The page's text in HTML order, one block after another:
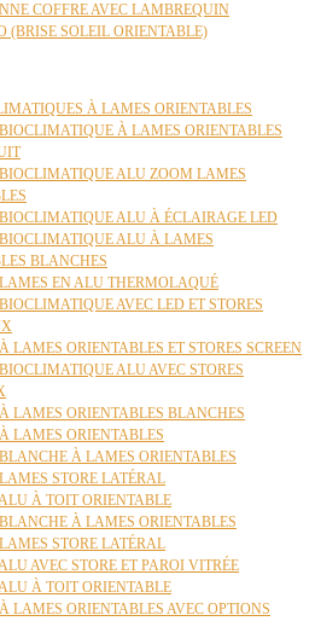
COFFRE AVEC LAMBREQUIN
(BRISE SOLEIL ORIENTABLE)
À LAMES ORIENTABLES
À LAMES ORIENTABLES
ALU ZOOM LAMES
ALU À ÉCLAIRAGE LED
ALU À LAMES
BLANCHES
EN ALU THERMOLAQUÉ
AVEC LED ET STORES
LAMES ORIENTABLES ET STORES SCREEN
ALU AVEC STORES
LAMES ORIENTABLES BLANCHES
LAMES ORIENTABLES
À LAMES ORIENTABLES
STORE LATÉRAL
À TOIT ORIENTABLE
À LAMES ORIENTABLES
STORE LATÉRAL
AVEC STORE ET PAROI VITRÉE
À TOIT ORIENTABLE
LAMES ORIENTABLES AVEC OPTIONS